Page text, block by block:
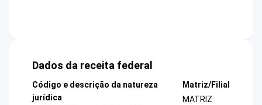
Dados da receita federal
Código e descrição da natureza
jurídica
Matriz/Filial
MATRIZ